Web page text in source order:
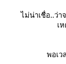
ไม่น่าเชื่อ..ว่
เ
พอเว